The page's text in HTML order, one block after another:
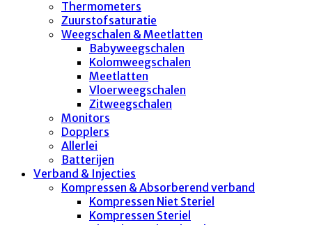
Thermometers
Zuurstofsaturatie
Weegschalen & Meetlatten
Babyweegschalen
Kolomweegschalen
Meetlatten
Vloerweegschalen
Zitweegschalen
Monitors
Dopplers
Allerlei
Batterijen
Verband & Injecties
Kompressen & Absorberend verband
Kompressen Niet Steriel
Kompressen Steriel